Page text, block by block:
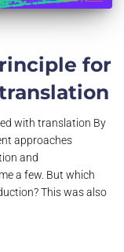
for
with translation By
approaches
and
a few. But which
This was also